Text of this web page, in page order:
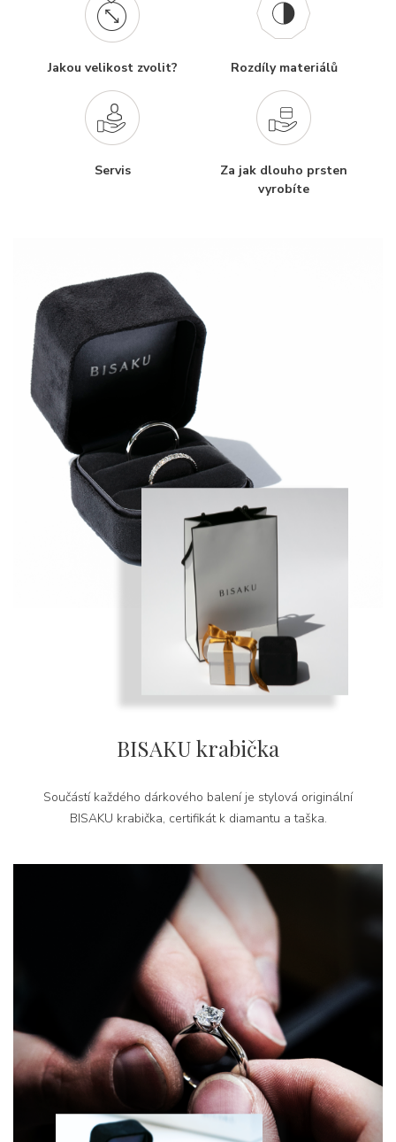
Jakou velikost zvolit? Rozdíly materiálů
Servis
Za jak dlouho prsten
vyrobíte
BISAKU krabička
Součástí každého dárkového balení je stylová originální
BISAKU krabička, certifikát k diamantu a taška.